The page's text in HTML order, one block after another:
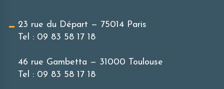
23 rue du Départ — 75014 Paris
Tel : 09 83 58 17 18
46 rue Gambetta — 31000 Toulouse
Tel : 09 83 58 17 18